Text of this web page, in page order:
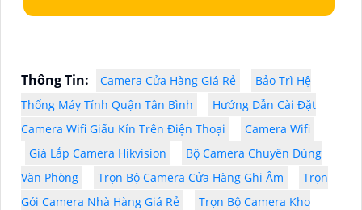
Thông Tin: Camera Cửa Hàng Giá Rẻ
Bảo Trì Hệ
Thống Máy Tính Quận Tân Bình
Hướng Dẫn Cài Đặt
Camera Wifi Giấu Kín Trên Điện Thoại
Camera Wifi
Giá Lắp Camera Hikvision
Bộ Camera Chuyên Dùng
Văn Phòng
Trọn Bộ Camera Cửa Hàng Ghi Âm
Trọn
Gói Camera Nhà Hàng Giá Rẻ
Trọn Bộ Camera Kho